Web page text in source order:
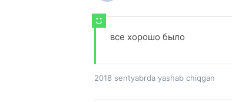
все хорошо было
2018 sentyabrda yashab chiqgan